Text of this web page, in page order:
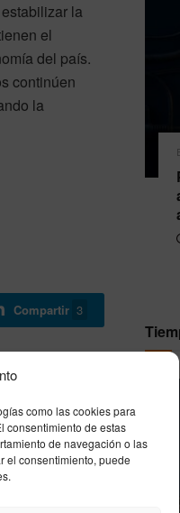
como las cookies para
consentimiento de estas
de navegación o las
el consentimiento, puede
la
el
del país.
continúen
la
Compartir 3
y Villarreal